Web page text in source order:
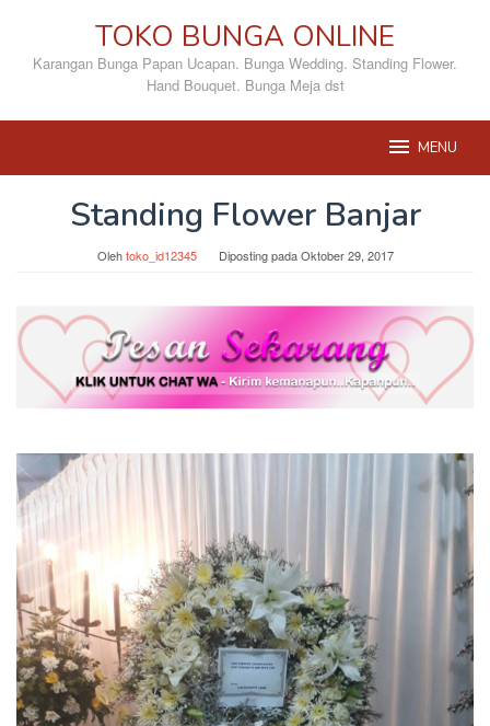
konten
TOKO BUNGA ONLINE
Karangan Bunga Papan Ucapan. Bunga Wedding. Standing Flower.
Hand Bouquet. Bunga Meja dst
MENU
Standing Flower Banjar
Olehtoko_id12345 Diposting padaOktober 29, 2017